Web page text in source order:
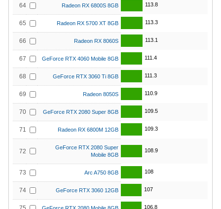
64 Radeon RX 6800S 8GB 113.8
65 Radeon RX 5700 XT 8GB 113.3
66 Radeon RX 8060S 113.1
67 GeForce RTX 4060 Mobile 8GB 111.4
68 GeForce RTX 3060 Ti 8GB 111.3
69 Radeon 8050S 110.9
70 GeForce RTX 2080 Super 8GB 109.5
71 Radeon RX 6800M 12GB 109.3
72
GeForce RTX 2080 Super
Mobile 8GB
108.9
73 Arc A750 8GB 108
74 GeForce RTX 3060 12GB 107
106.8